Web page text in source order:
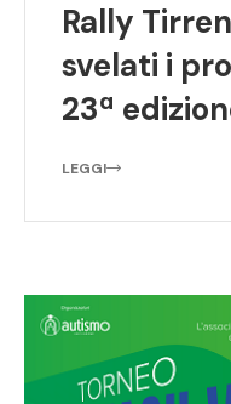
Rally
svelati i
23ª
LEGGI